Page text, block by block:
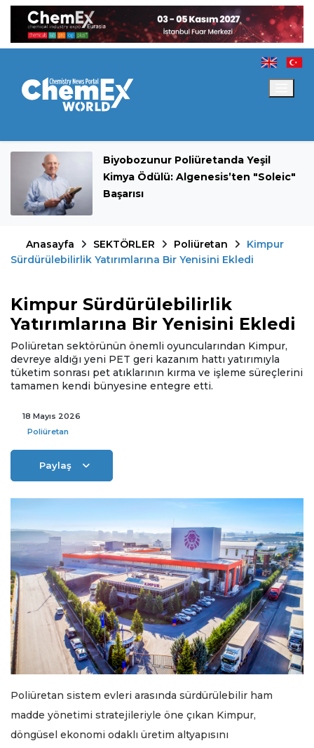
Biyobozunur Poliüretanda Yeşil
Kimya Ödülü: Algenesis’ten "Soleic"
Başarısı
Anasayfa SEKTÖRLER Poliüretan
Kimpur
Sürdürülebilirlik Yatırımlarına Bir Yenisini Ekledi
Kimpur Sürdürülebilirlik
Yatırımlarına Bir Yenisini Ekledi
Poliüretan sektörünün önemli oyuncularından Kimpur,
devreye aldığı yeni PET geri kazanım hattı yatırımıyla
tüketim sonrası pet atıklarının kırma ve işleme süreçlerini
tamamen kendi bünyesine entegre etti.
18 Mayıs 2026
Poliüretan
Paylaş
Poliüretan sistem evleri arasında sürdürülebilir ham
madde yönetimi stratejileriyle öne çıkan Kimpur,
döngüsel ekonomi odaklı üretim altyapısını